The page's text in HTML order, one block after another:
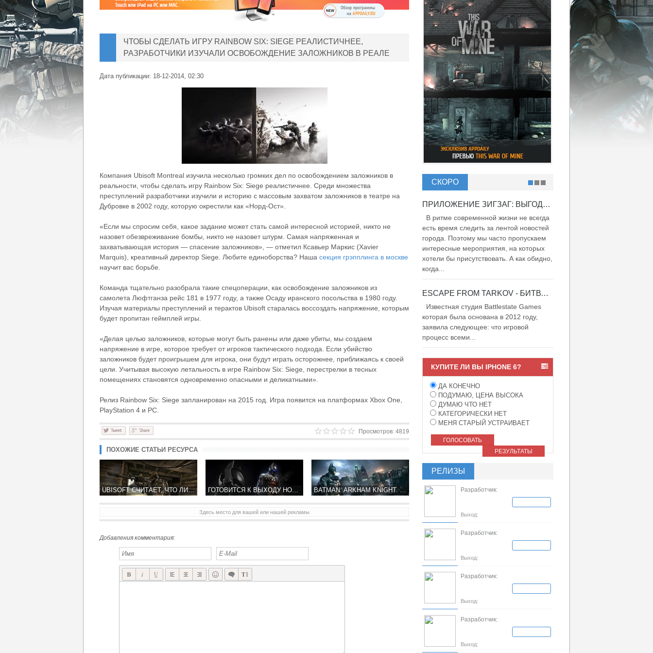
ЧТОБЫ СДЕЛАТЬ ИГРУ RAINBOW SIX: SIEGE РЕАЛИСТИЧНЕЕ,
РАЗРАБОТЧИКИ ИЗУЧАЛИ ОСВОБОЖДЕНИЕ ЗАЛОЖНИКОВ В РЕАЛЕ
Дата публикации: 18-12-2014, 02:30
Компания Ubisoft Montreal изучила несколько громких дел по освобождением заложников в
реальности, чтобы сделать игру Rainbow Six: Siege реалистичнее. Среди множества
преступлений разработчики изучили и историю с массовым захватом заложников в театре на
Дубровке в 2002 году, которую окрестили как «Норд-Ост».
«Если мы спросим себя, какое задание может стать самой интересной историей, никто не
назовет обезвреживание бомбы, никто не назовет штурм. Самая напряженная и
захватывающая история — спасение заложников», — отметил Ксавьер Маркис (Xavier
Marquis), креативный директор Siege. Любите единоборства? Наша секция грэпплинга в москве
научит вас борьбе.
Команда тщательно разобрала такие спецоперации, как освобождение заложников из
самолета Люфтганза рейс 181 в 1977 году, а также Осаду иранского посольства в 1980 году.
Изучая материалы преступлений и терактов Ubisoft старалась воссоздать напряжение, которым
будет пропитан геймплей игры.
«Делая целью заложников, которые могут быть ранены или даже убиты, мы создаем
напряжение в игре, которое требует от игроков тактического подхода. Если убийство
заложников будет проигрышем для игрока, они будут играть осторожнее, приближаясь к своей
цели. Учитывая высокую летальность в игре Rainbow Six: Siege, перестрелки в тесных
помещениях становятся одновременно опасными и деликатными».
Релиз Rainbow Six: Siege запланирован на 2015 год. Игра появится на платформах Xbox One,
PlayStation 4 и РС.
Просмотров: 4819
ПОХОЖИЕ СТАТЬИ РЕСУРСА
UBISOFT СЧИТАЕТ, ЧТО ЛИНЕЙНЫЕ ШУТЕРЫ ТЕРЯЮТ СВОЮ АУДИТОРИЮ ГОТОВИТСЯ К ВЫХОДУ НОВЫЙ ТРЕЙЛЕР К ИГРЕ BATMAN BATMAN: ARKHAM KNIGHT. МИССИЯ ПО СПАСЕНИЮ ХИМИЧЕСКОГО ЗАВОДА ПРОДОЛЖАЕТСЯ
Здесь место для вашей или нашей рекламы
Добавления комментария:
СКОРО
ПРИЛОЖЕНИЕ ЗИГЗАГ: ВЫГОДНО ВДВОЙНЕ!
В ритме современной жизни не всегда
есть время следить за лентой новостей
города. Поэтому мы часто пропускаем
интересные мероприятия, на которых
хотели бы присутствовать. А как обидно,
когда...
ESCAPE FROM TARKOV - БИТВА ЗА ТАРКОВ
Известная студия Battlestate Games
которая была основана в 2012 году,
заявила следующее: что игровой
процесс всеми...
КУПИТЕ ЛИ ВЫ IPHONE 6?
ДА КОНЕЧНО
ПОДУМАЮ, ЦЕНА ВЫСОКА
ДУМАЮ ЧТО НЕТ
КАТЕГОРИЧЕСКИ НЕТ
МЕНЯ СТАРЫЙ УСТРАИВАЕТ
ГОЛОСОВАТЬ
РЕЗУЛЬТАТЫ
РЕЛИЗЫ
Разработчик:
Выход:
Разработчик:
Выход:
Разработчик:
Выход:
Разработчик:
Выход: